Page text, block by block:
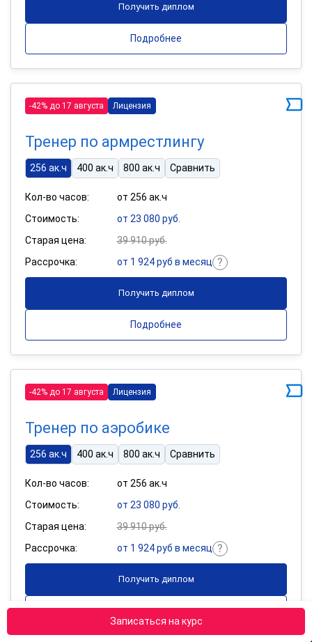
Записаться на курс
Получить диплом
Подробнее
-42% до 17 августа Лицензия
Тренер по армрестлингу
256 ак.ч 400 ак.ч 800 ак.ч Сравнить
Кол-во часов:
от 256 ак.ч
Стоимость:
от 23 080 руб.
Старая цена:
39 910 руб.
Рассрочка:
от 1 924 руб в месяц
Получить диплом
Подробнее
-42% до 17 августа Лицензия
Тренер по аэробике
256 ак.ч 400 ак.ч 800 ак.ч Сравнить
Кол-во часов:
от 256 ак.ч
Стоимость:
от 23 080 руб.
Старая цена:
39 910 руб.
Рассрочка:
от 1 924 руб в месяц
Получить диплом
Подробнее